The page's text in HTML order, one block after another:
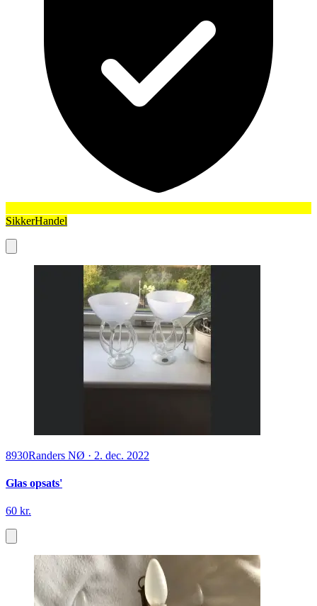
SikkerHandel
8930Randers NØ · 2. dec. 2022
Glas opsats'
60 kr.